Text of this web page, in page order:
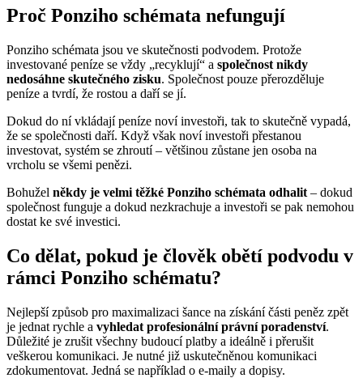
Proč Ponziho schémata nefungují
Ponziho schémata jsou ve skutečnosti podvodem. Protože
investované peníze se vždy „recyklují“ a společnost nikdy
nedosáhne skutečného zisku. Společnost pouze přerozděluje
peníze a tvrdí, že rostou a daří se jí.
Dokud do ní vkládají peníze noví investoři, tak to skutečně vypadá,
že se společnosti daří. Když však noví investoři přestanou
investovat, systém se zhroutí – většinou zůstane jen osoba na
vrcholu se všemi penězi.
Bohužel někdy je velmi těžké Ponziho schémata odhalit – dokud
společnost funguje a dokud nezkrachuje a investoři se pak nemohou
dostat ke své investici.
Co dělat, pokud je člověk obětí podvodu v
rámci Ponziho schématu?
Nejlepší způsob pro maximalizaci šance na získání části peněz zpět
je jednat rychle a vyhledat profesionální právní poradenství.
Důležité je zrušit všechny budoucí platby a ideálně i přerušit
veškerou komunikaci. Je nutné již uskutečněnou komunikaci
zdokumentovat. Jedná se například o e-maily a dopisy.